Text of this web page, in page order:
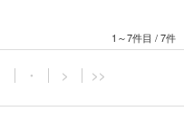
1～7件目 /7件
・ > >>